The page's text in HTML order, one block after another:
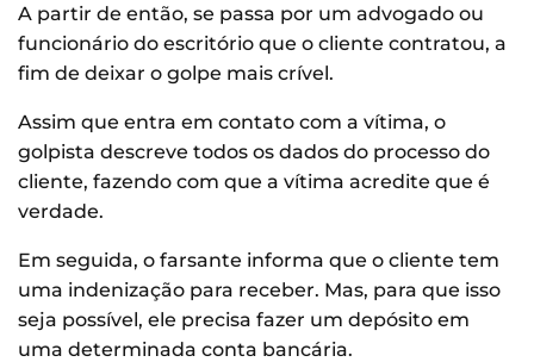
A partir de então, se passa por um advogado ou
funcionário do escritório que o cliente contratou, a
fim de deixar o golpe mais crível.
Assim que entra em contato com a vítima, o
golpista descreve todos os dados do processo do
cliente, fazendo com que a vítima acredite que é
verdade.
Em seguida, o farsante informa que o cliente tem
uma indenização para receber. Mas, para que isso
seja possível, ele precisa fazer um depósito em
uma determinada conta bancária.